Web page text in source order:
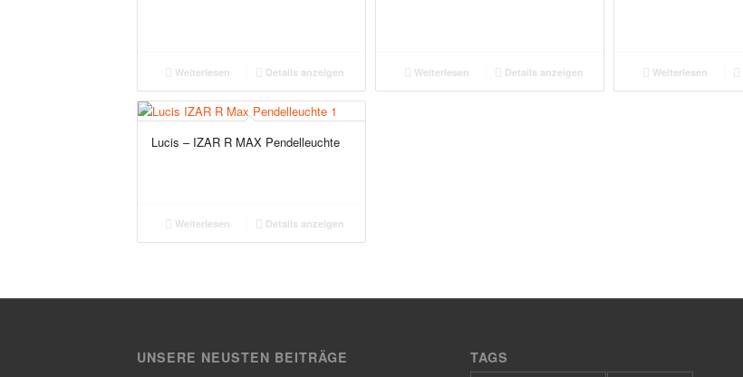
Weiterlesen Details anzeigen Weiterlesen Details anzeigen Weiterlesen
Lucis – IZAR R MAX Pendelleuchte
Weiterlesen Details anzeigen
UNSERE NEUSTEN BEITRÄGE TAGS